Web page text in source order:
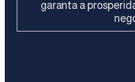
garanta a